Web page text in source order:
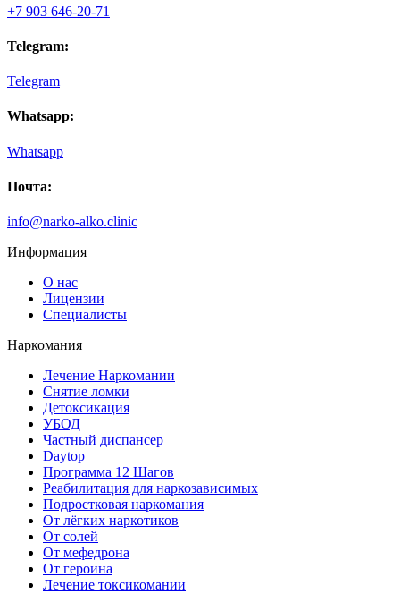
+7 903 646-20-71
Telegram:
Telegram
Whatsapp:
Whatsapp
Почта:
info@narko-alko.clinic
Информация
О нас
Лицензии
Специалисты
Наркомания
Лечение Наркомании
Снятие ломки
Детоксикация
УБОД
Частный диспансер
Daytop
Программа 12 Шагов
Реабилитация для наркозависимых
Подростковая наркомания
От лёгких наркотиков
От солей
От мефедрона
От героина
Лечение токсикомании